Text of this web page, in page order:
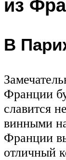
В
Франции
славится
винными
Франции
отличный